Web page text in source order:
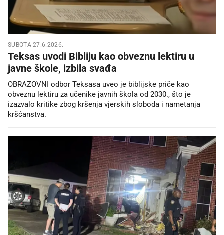
SUBOTA 27.6.2026.
Teksas uvodi Bibliju kao obveznu lektiru u
javne škole, izbila svađa
OBRAZOVNI odbor Teksasa uveo je biblijske priče kao
obveznu lektiru za učenike javnih škola od 2030., što je
izazvalo kritike zbog kršenja vjerskih sloboda i nametanja
kršćanstva.